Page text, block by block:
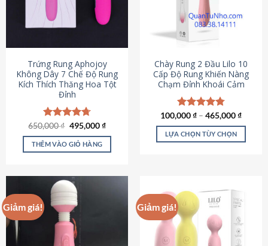
Trứng Rung Aphojoy
Không Dây 7 Chế Độ Rung
Kích Thích Thăng Hoa Tột
Đỉnh
Được xếp
hạng4.72
5 sao
650,000₫ Giá
là:
650,000 ₫.
495,000₫Giá
tại
495,000 ₫.
THÊM VÀO GIỎ HÀNG
Chày Rung 2 Đầu Lilo 10
Cấp Độ Rung Khiến Nàng
Chạm Đỉnh Khoái Cảm
Được xếp
hạng4.80
5 sao
100,000₫ – 465,000₫
LỰA CHỌN TÙY CHỌN
nhiều
biến
thể.
Các
Giảm giá! Giảm giá!